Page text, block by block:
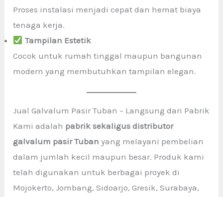
Proses instalasi menjadi cepat dan hemat biaya
tenaga kerja.
Tampilan Estetik
Cocok untuk rumah tinggal maupun bangunan
modern yang membutuhkan tampilan elegan.
Jual Galvalum Pasir Tuban – Langsung dari Pabrik
Kami adalah pabrik sekaligus distributor
galvalum pasir Tuban yang melayani pembelian
dalam jumlah kecil maupun besar. Produk kami
telah digunakan untuk berbagai proyek di
Mojokerto, Jombang, Sidoarjo, Gresik, Surabaya,